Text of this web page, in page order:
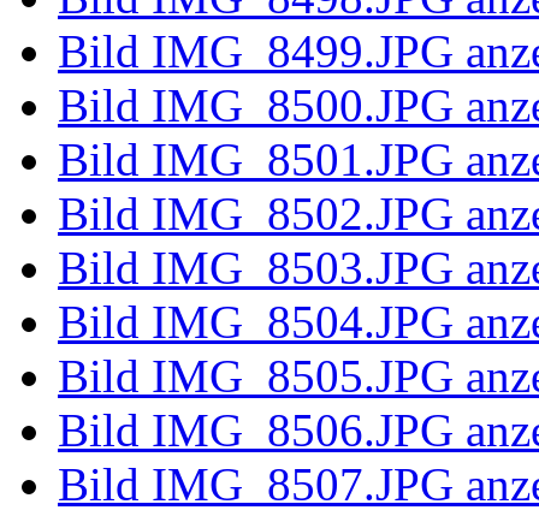
Bild
Bild
Bild IMG_8484.JPG
Bild IMG_8485.JPG
Bild IMG_8486.JPG
Bild IMG_8487.JPG
Bild IMG_8488.JPG
Bild IMG_8489.JPG